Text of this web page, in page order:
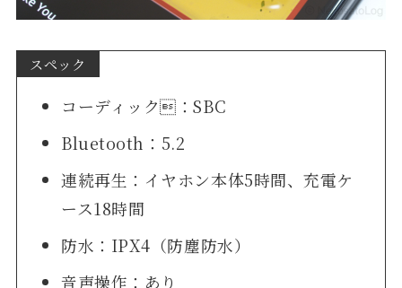
スペック
コーディック：SBC
Bluetooth：5.2
連続再生：イヤホン本体5時間、充電ケ
ース18時間
防水：IPX4（防塵防水）
音声操作：あり